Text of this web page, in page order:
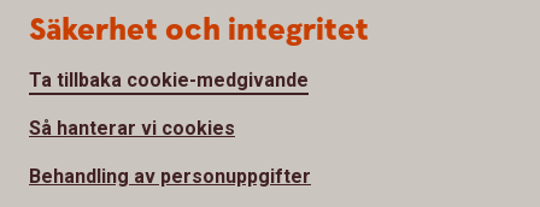
Säkerhet och integritet
Ta tillbaka cookie-medgivande
Så hanterar vi cookies
Behandling av personuppgifter